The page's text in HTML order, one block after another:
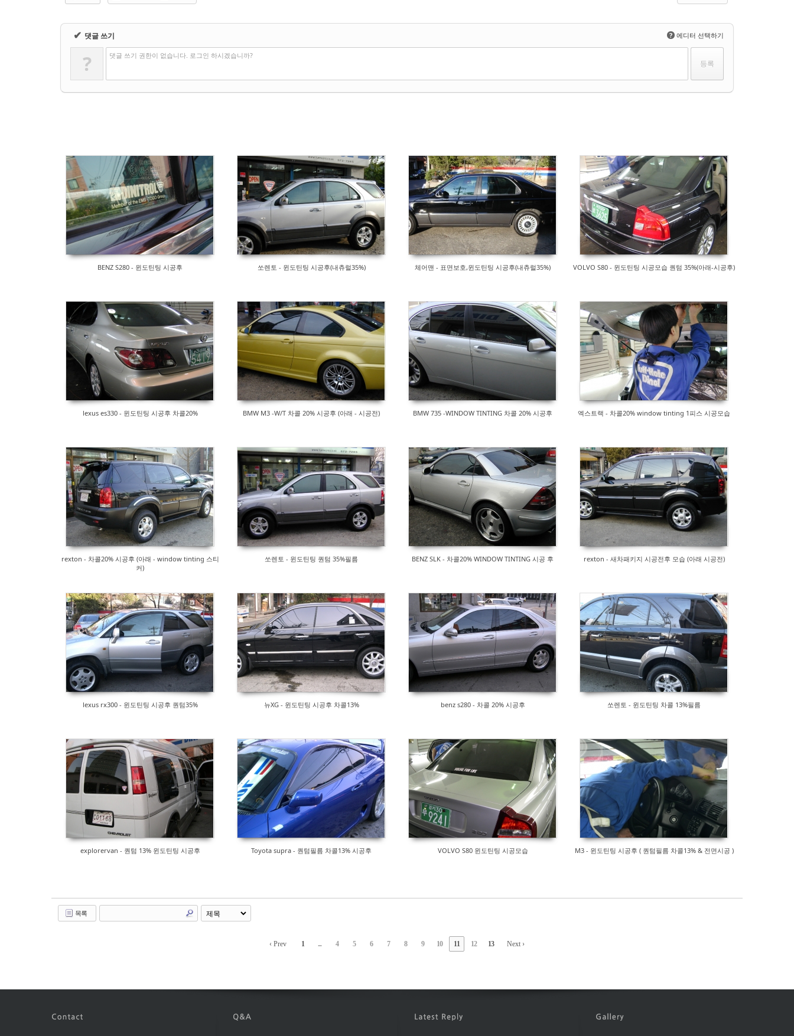
✔ 댓글 쓰기 ? 에디터 선택하기
? 댓글 쓰기 권한이 없습니다. 로그인 하시겠습니까?
BENZ S280 - 윈도틴팅 시공후 쏘렌토 - 윈도틴팅 시공후(내츄럴35%) 체어맨 - 표면보호,윈도틴팅 시공후(내츄럴35%) VOLVO S80 - 윈도틴팅 시공모습 퀀텀 35%(아래-시공후)
lexus es330 - 윈도틴팅 시공후 차콜20% BMW M3 -W/T 차콜 20% 시공후 (아래 - 시공전) BMW 735 -WINDOW TINTING 차콜 20% 시공후 엑스트랙 - 차콜20% window tinting 1피스 시공모습
rexton - 차콜20% 시공후 (아래 - window tinting 스티
커)
쏘렌토 - 윈도틴팅 퀀텀 35%필름 BENZ SLK - 차콜20% WINDOW TINTING 시공 후 rexton - 새차패키지 시공전후 모습 (아래 시공전)
lexus rx300 - 윈도틴팅 시공후 퀀텀35% 뉴XG - 윈도틴팅 시공후 차콜13% benz s280 - 차콜 20% 시공후 쏘렌토 - 윈도틴팅 차콜 13%필름
explorervan - 퀀텀 13% 윈도틴팅 시공후 Toyota supra - 퀀텀필름 차콜13% 시공후 VOLVO S80 윈도틴팅 시공모습 M3 - 윈도틴팅 시공후 ( 퀀텀필름 차콜13% & 전면시공 )
목록
‹ Prev 1 ... 4 5 6 7 8 9 10 11 12 13 Next ›